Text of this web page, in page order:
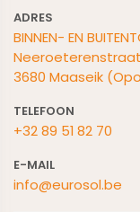
ADRES
BINNEN- EN
Neeroeterenstraat
3680 Maaseik
TELEFOON
+32 89 51 82 70
E-MAIL
info@eurosol.be